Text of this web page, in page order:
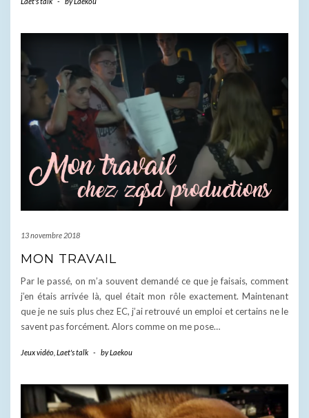
13 novembre 2018
MON TRAVAIL
Par le passé, on m’a souvent demandé ce que je faisais, comment
j’en étais arrivée là, quel était mon rôle exactement. Maintenant
que je ne suis plus chez EC, j’ai retrouvé un emploi et certains ne le
savent pas forcément. Alors comme on me pose…
Jeux vidéo Laet's talk - byLaekou